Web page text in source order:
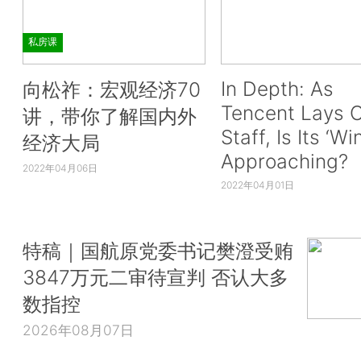
私房课
向松祚：宏观经济70
讲，带你了解国内外
经济大局
2022年04月06日
In Depth: As
Tencent Lays
Staff, Is Its
Approaching?
2022年04月01日
特稿｜国航原党委书记樊澄受贿
3847万元二审待宣判 否认大多
数指控
2026年08月07日